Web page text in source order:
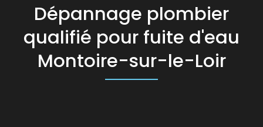
Dépannage plombier
qualifié pour fuite d'eau
Montoire-sur-le-Loir